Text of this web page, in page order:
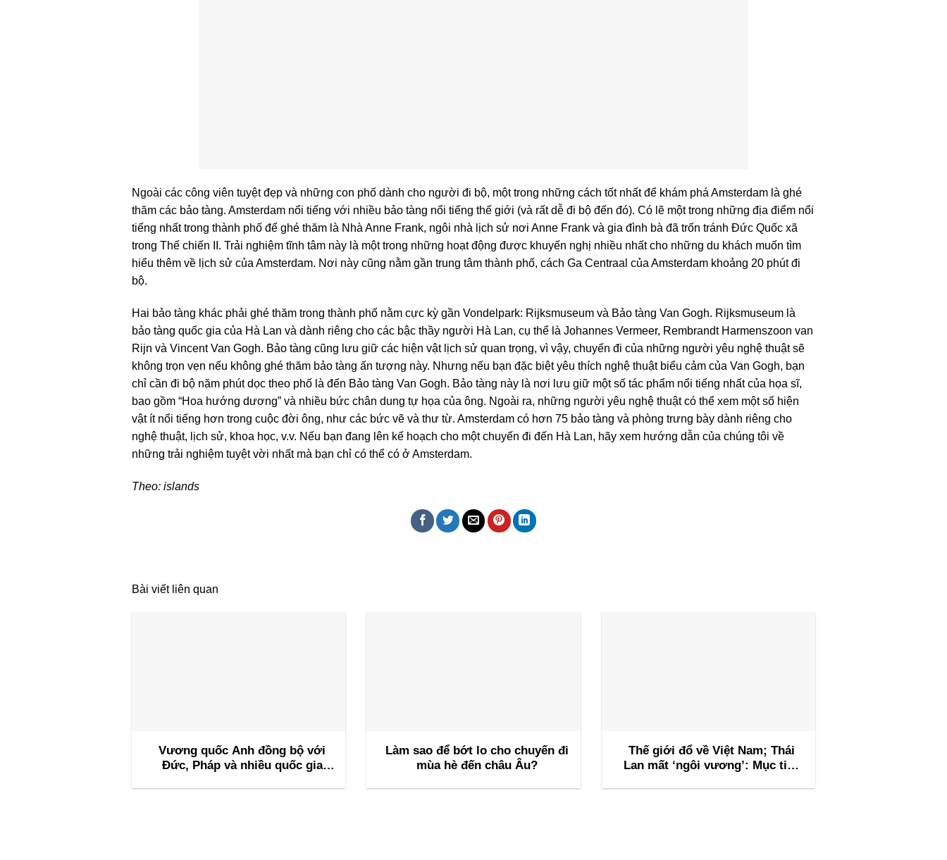
Ngoài các công viên tuyệt đẹp và những con phố dành cho người đi bộ, một trong những cách tốt nhất để khám phá Amsterdam là ghé
thăm các bảo tàng. Amsterdam nổi tiếng với nhiều bảo tàng nổi tiếng thế giới (và rất dễ đi bộ đến đó). Có lẽ một trong những địa điểm nổi
tiếng nhất trong thành phố để ghé thăm là Nhà Anne Frank, ngôi nhà lịch sử nơi Anne Frank và gia đình bà đã trốn tránh Đức Quốc xã
trong Thế chiến II. Trải nghiệm tĩnh tâm này là một trong những hoạt động được khuyến nghị nhiều nhất cho những du khách muốn tìm
hiểu thêm về lịch sử của Amsterdam. Nơi này cũng nằm gần trung tâm thành phố, cách Ga Centraal của Amsterdam khoảng 20 phút đi
bộ.
Hai bảo tàng khác phải ghé thăm trong thành phố nằm cực kỳ gần Vondelpark: Rijksmuseum và Bảo tàng Van Gogh. Rijksmuseum là
bảo tàng quốc gia của Hà Lan và dành riêng cho các bậc thầy người Hà Lan, cụ thể là Johannes Vermeer, Rembrandt Harmenszoon van
Rijn và Vincent Van Gogh. Bảo tàng cũng lưu giữ các hiện vật lịch sử quan trọng, vì vậy, chuyến đi của những người yêu nghệ thuật sẽ
không trọn vẹn nếu không ghé thăm bảo tàng ấn tượng này. Nhưng nếu bạn đặc biệt yêu thích nghệ thuật biểu cảm của Van Gogh, bạn
chỉ cần đi bộ năm phút dọc theo phố là đến Bảo tàng Van Gogh. Bảo tàng này là nơi lưu giữ một số tác phẩm nổi tiếng nhất của họa sĩ,
bao gồm “Hoa hướng dương” và nhiều bức chân dung tự họa của ông. Ngoài ra, những người yêu nghệ thuật có thể xem một số hiện
vật ít nổi tiếng hơn trong cuộc đời ông, như các bức vẽ và thư từ. Amsterdam có hơn 75 bảo tàng và phòng trưng bày dành riêng cho
nghệ thuật, lịch sử, khoa học, v.v. Nếu bạn đang lên kế hoạch cho một chuyến đi đến Hà Lan, hãy xem hướng dẫn của chúng tôi về
những trải nghiệm tuyệt vời nhất mà bạn chỉ có thể có ở Amsterdam.
Theo: islands
Bài viết liên quan
Vương quốc Anh đồng bộ với
Đức, Pháp và nhiều quốc gia
Làm sao để bớt lo cho chuyến đi
mùa hè đến châu Âu?
Thế giới đổ về Việt Nam; Thái
Lan mất ‘ngôi vương’: Mục tiêu